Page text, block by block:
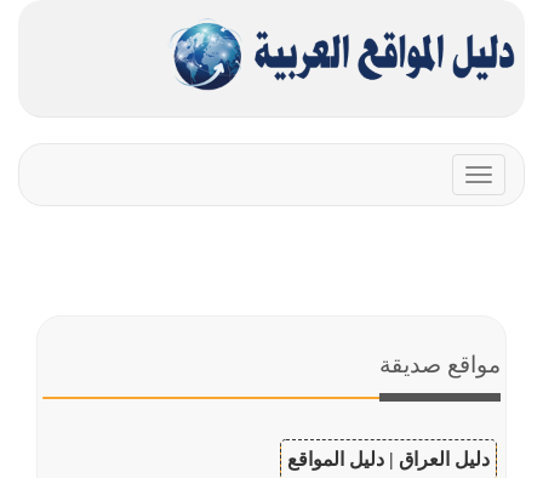
Toggle
navigation
مواقع صديقة
دليل العراق | دليل المواقع